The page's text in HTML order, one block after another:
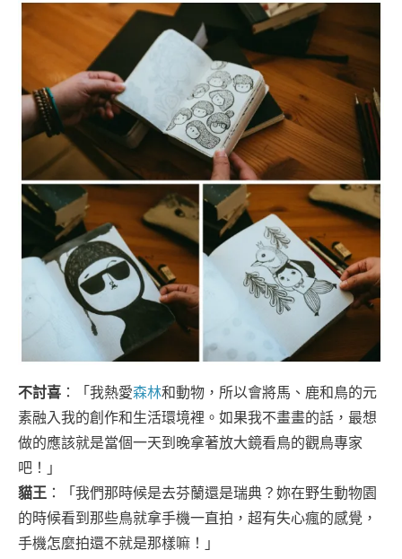
不討喜 ：「我熱愛森林和動物，所以會將馬、鹿和鳥的元
素融入我的創作和生活環境裡。如果我不畫畫的話，最想
做的應該就是當個一天到晚拿著放大鏡看鳥的觀鳥專家
吧！」
貓王 ：「我們那時候是去芬蘭還是瑞典？妳在野生動物園
的時候看到那些鳥就拿手機一直拍，超有失心瘋的感覺，
手機怎麼拍還不就是那樣嘛！」